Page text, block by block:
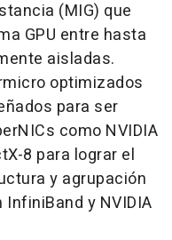
(MIG) que
GPU entre hasta
aisladas.
optimizados
para ser
como NVIDIA
8 para lograr el
y agrupación
InfiniBand y NVIDIA